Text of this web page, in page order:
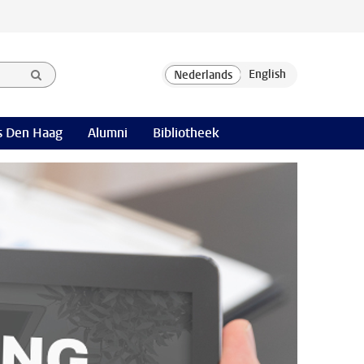
Den Haag Alumni Bibliotheek